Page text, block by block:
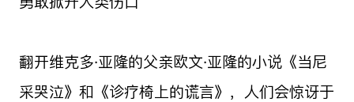
翻开维克多·亚隆的父亲欧文·亚隆的小说《当尼
采哭泣》和《诊疗椅上的谎言》，人们会惊讶于